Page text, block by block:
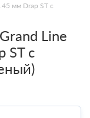
мм Drap ST с
Line
ST с